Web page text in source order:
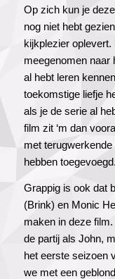
Op zich kun je
nog niet hebt
kijkplezier
meegenomen naar
al hebt leren
toekomstige liefje
als je de serie al
film zit ‘m dan
met
hebben toegevoegd.
Grappig is ook dat
(Brink) en Monic
maken in deze
de partij als John,
het eerste seizoen
we met een